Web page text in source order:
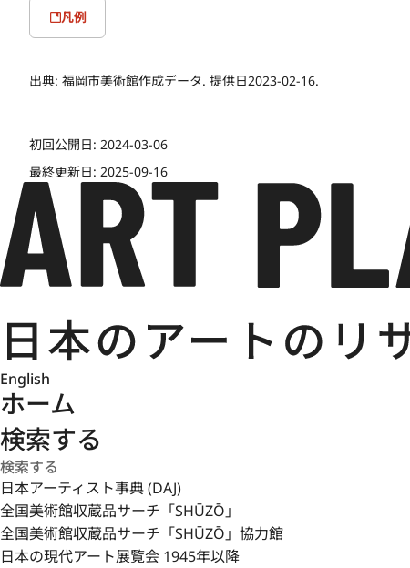
凡例
出典: 福岡市美術館作成データ. 提供日2023-02-16.
初回公開日: 2024-03-06
最終更新日: 2025-09-16
English
ホーム
検索する
日本アーティスト事典 (DAJ)
全国美術館収蔵品サーチ「SHŪZŌ」
全国美術館収蔵品サーチ「SHŪZŌ」協力館
日本の現代アート展覧会 1945年以降